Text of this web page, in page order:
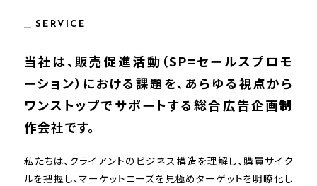
SERVICE
当社は、販売促進活動（SP=セールスプロモ
ーション）における課題を、あらゆる視点から
ワンストップでサポートする総合広告企画制
作会社です。
私たちは、クライアントのビジネス構造を理解し、購買サイク
ルを把握し、マーケットニーズを見極めターゲットを明瞭化し